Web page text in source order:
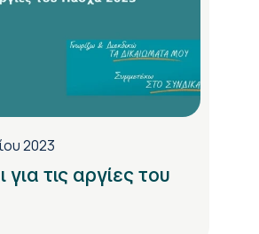
2023
για τις αργίες του